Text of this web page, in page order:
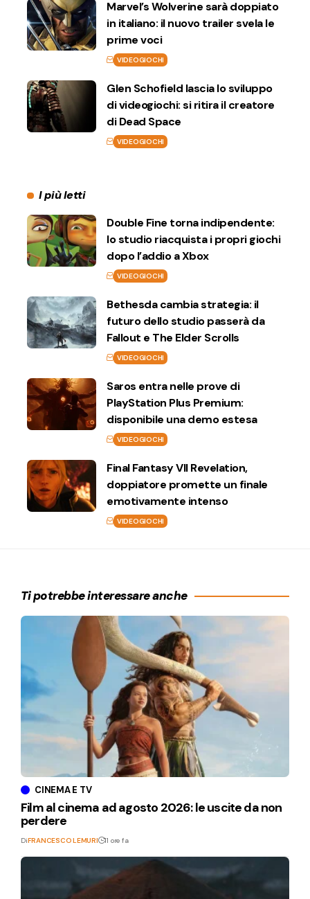
Marvel’s Wolverine sarà doppiato
in italiano: il nuovo trailer svela le
prime voci
VIDEOGIOCHI
Glen Schofield lascia lo sviluppo
di videogiochi: si ritira il creatore
di Dead Space
VIDEOGIOCHI
I più letti
Double Fine torna indipendente:
lo studio riacquista i propri giochi
dopo l’addio a Xbox
VIDEOGIOCHI
Bethesda cambia strategia: il
futuro dello studio passerà da
Fallout e The Elder Scrolls
VIDEOGIOCHI
Saros entra nelle prove di
PlayStation Plus Premium:
disponibile una demo estesa
VIDEOGIOCHI
Final Fantasy VII Revelation,
doppiatore promette un finale
emotivamente intenso
VIDEOGIOCHI
Ti potrebbe interessare anche
CINEMA E TV
Film al cinema ad agosto 2026: le uscite da non
perdere
DiFRANCESCO LEMURI 11 ore fa